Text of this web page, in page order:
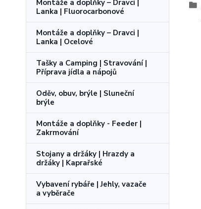
Montáže a doplňky – Dravci |
Lanka | Fluorocarbonové
Montáže a doplňky – Dravci |
Lanka | Ocelové
Tašky a Camping | Stravování |
Příprava jídla a nápojů
Oděv, obuv, brýle | Sluneční
brýle
Montáže a doplňky - Feeder |
Zakrmování
Stojany a držáky | Hrazdy a
držáky | Kaprařské
Vybavení rybáře | Jehly, vazače
a vyběrače